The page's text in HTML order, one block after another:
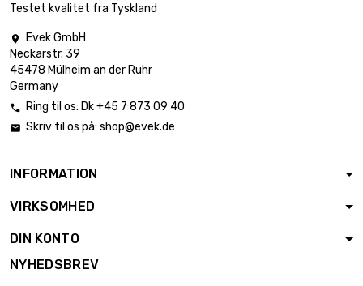
Testet kvalitet fra Tyskland

Evek GmbH
Neckarstr. 39
45478 Mülheim an der Ruhr
Germany
 Ring til os: Dk +45 7 873 09 40
 Skriv til os på: shop@evek.de
INFORMATION
VIRKSOMHED
DIN KONTO
NYHEDSBREV